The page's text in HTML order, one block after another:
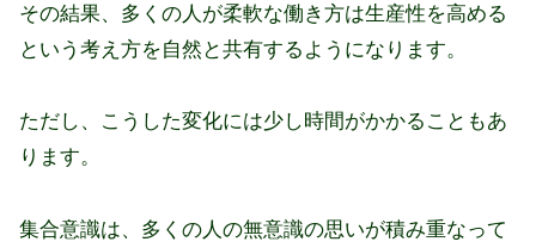
その結果、多くの人が柔軟な働き方は生産性を高める
という考え方を自然と共有するようになります。
ただし、こうした変化には少し時間がかかることもあ
ります。
集合意識は、多くの人の無意識の思いが積み重なって